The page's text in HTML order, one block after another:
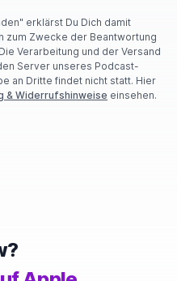
erklärst Du Dich damit
zum Zwecke der Beantwortung
Verarbeitung und der Versand
Server unseres Podcast-
an Dritte findet nicht statt. Hier
& Widerrufshinweise einsehen.